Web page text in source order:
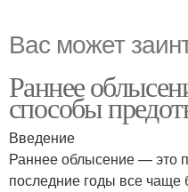
Вас может
Раннее
способы
Введение
Раннее облысение — это
последние годы все